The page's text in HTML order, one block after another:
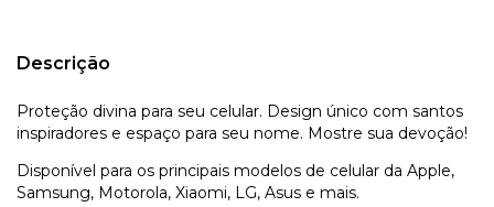
Descrição
Proteção divina para seu celular. Design único com santos
inspiradores e espaço para seu nome. Mostre sua devoção!
Disponível para os principais modelos de celular da Apple,
Samsung, Motorola, Xiaomi, LG, Asus e mais.